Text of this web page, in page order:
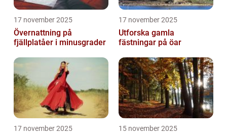
17 november 2025
Övernattning på
fjällplatåer i minusgrader
17 november 2025
Utforska gamla
fästningar på öar
17 november 2025 15 november 2025